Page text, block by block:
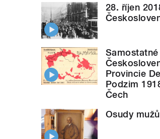
28. říjen
Samostatné
Provincie
Podzim
Čech
Osudy